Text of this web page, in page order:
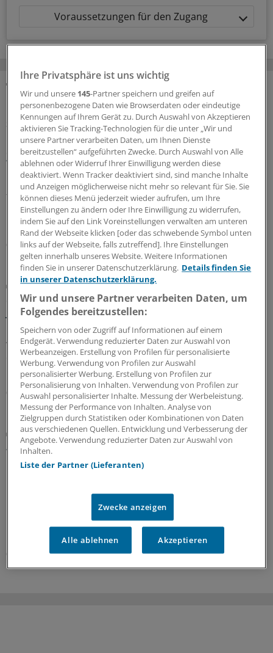
Voraussetzungen für den Zugang
MEHR ZUM THEMA
Sparpaket sorgt für Unsicherheit
Praxisbesonderheiten in Zeiten des GKV-
Spargesetzes: Klarheit soll es in der kommenden
Woche geben
Ein Passus des Beitragssatzstabilisierungsgesetz sorgt
für Unruhe unter Ärztinnen und Ärzten. Stehen die
Praxisbesonderheiten auf der Kippe? Oder eher doch
nicht? Kassenärzte und Krankenkassen verhandeln.
06.08.2026
GKV-Spargesetz
Sparliste der KBV: So hoch könnten die Verluste
jeder Praxis sein
Die Kassenärztliche Bundesvereinigung hat eine Liste
vorgelegt, in der sie die möglichen finanziellen Folgen
des GKV-Spargesetzes pro Ärztin bzw. Arzt auflistet. Die
Unterschiede zwischen Haus- und Fachärzten sind groß.
05.08.2026
Zentrale Änderungen im Überblick
Aktualisierter GOÄ-Entwurf: Neue Leistungen,
Umbewertungen und Bürokratieabbau
Bundesgesundheitsministerium den Entwurf einer
GOÄneu vorgelegt. Er nimmt innovative medizinische
Leistungen auf – und bewertet einige andere um. Ein
Überblick mit Beispielen dazu, was sich ändern soll.
05.08.2026
Ihre Privatsphäre ist uns wichtig
Wir und unsere 145-Partner speichern und greifen auf
personenbezogene Daten wie Browserdaten oder eindeutige
Kennungen auf Ihrem Gerät zu. Durch Auswahl von Akzeptieren
aktivieren Sie Tracking-Technologien für die unter „Wir und
unsere Partner verarbeiten Daten, um Ihnen Dienste
bereitzustellen“ aufgeführten Zwecke. Durch Auswahl von Alle
ablehnen oder Widerruf Ihrer Einwilligung werden diese
deaktiviert. Wenn Tracker deaktiviert sind, sind manche Inhalte
und Anzeigen möglicherweise nicht mehr so relevant für Sie. Sie
können dieses Menü jederzeit wieder aufrufen, um Ihre
Einstellungen zu ändern oder Ihre Einwilligung zu widerrufen,
indem Sie auf den Link Voreinstellungen verwalten am unteren
Rand der Webseite klicken [oder das schwebende Symbol unten
links auf der Webseite, falls zutreffend]. Ihre Einstellungen
gelten innerhalb unseres Website. Weitere Informationen
finden Sie in unserer Datenschutzerklärung. Details finden Sie
in unserer Datenschutzerklärung.
Wir und unsere Partner verarbeiten Daten, um
Folgendes bereitzustellen:
Speichern von oder Zugriff auf Informationen auf einem
Endgerät. Verwendung reduzierter Daten zur Auswahl von
Werbeanzeigen. Erstellung von Profilen für personalisierte
Werbung. Verwendung von Profilen zur Auswahl
personalisierter Werbung. Erstellung von Profilen zur
Personalisierung von Inhalten. Verwendung von Profilen zur
Auswahl personalisierter Inhalte. Messung der Werbeleistung.
Messung der Performance von Inhalten. Analyse von
Zielgruppen durch Statistiken oder Kombinationen von Daten
aus verschiedenen Quellen. Entwicklung und Verbesserung der
Angebote. Verwendung reduzierter Daten zur Auswahl von
Inhalten.
Liste der Partner (Lieferanten)
Zwecke anzeigen
Alle ablehnen Akzeptieren